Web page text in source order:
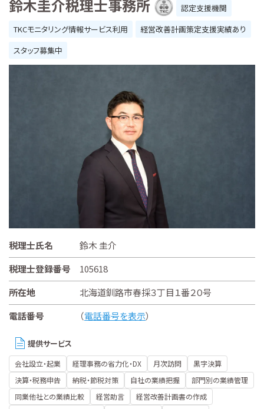
鈴木圭介税理士事務所
認定支援機関
TKCモニタリング情報サービス利用
経営改善計画策定支援実績あり
スタッフ募集中
税理士氏名
鈴木 圭介
税理士登録番号
105618
所在地
北海道釧路市春採３丁目１番２０号
電話番号
（電話番号を表示）
提供サービス
会社設立・起業 経理事務の省力化・DX 月次訪問
黒字決算
決算・税務申告
納税・節税対策 自社の業績把握
部門別の業績管理
同業他社との業績比較
経営助言
経営改善計画書の作成